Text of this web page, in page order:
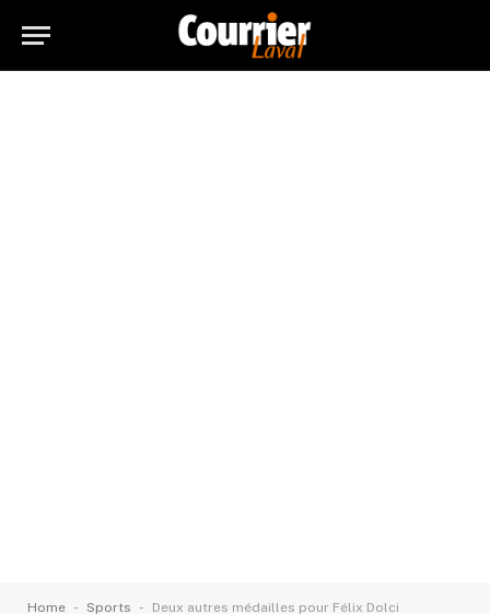
Home - Sports - Deux autres médailles pour Félix Dolci